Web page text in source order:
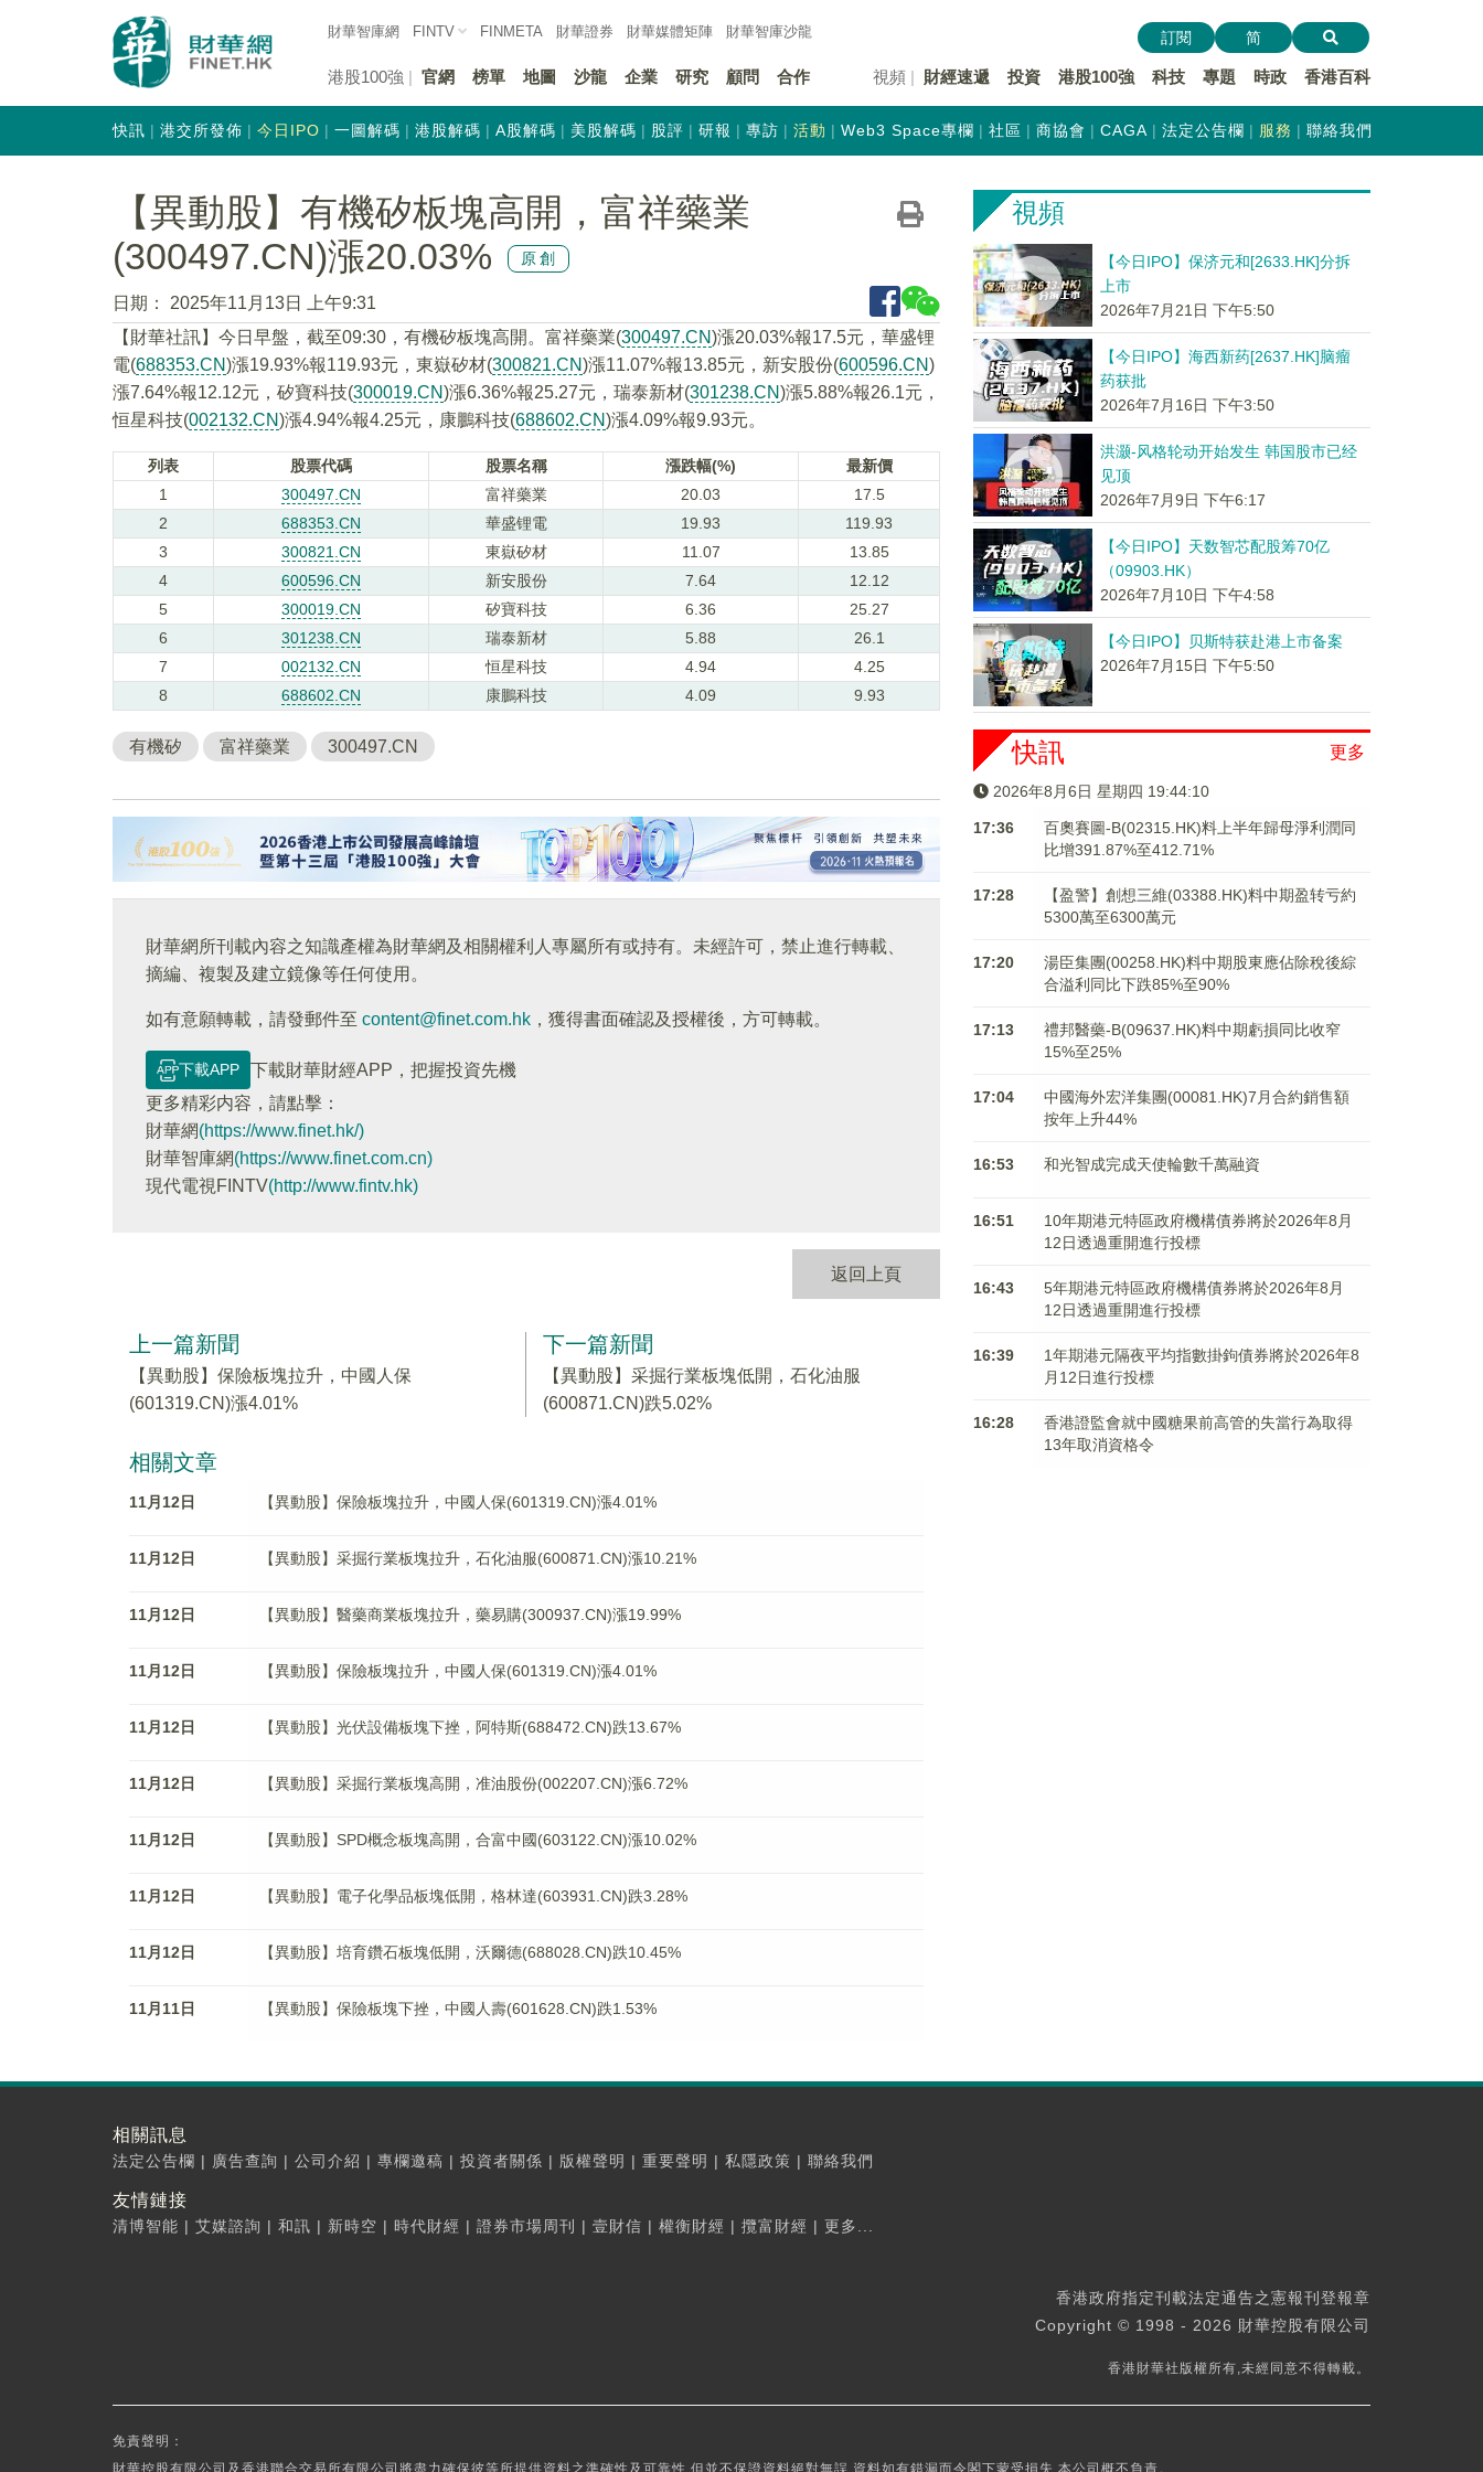
財華智庫網 FINTV FINMETA 財華證券 財華媒體矩陣 財華智庫沙龍
港股100強 官網 榜單 地圖 沙龍 企業 研究 顧問 合作 視頻 財經速遞 投資 港股100強 科技 專題 時政 香港百科
訂閱 简
快訊 港交所發佈 今日IPO 一圖解碼 港股解碼 A股解碼 美股解碼 股評 研報 專訪 活動 Web3 Space專欄 社區 商協會 CAGA 法定公告欄 服務 聯絡我們
【異動股】有機矽板塊高開，富祥藥業
(300497.CN)漲20.03%
原創
日期：
2025年11月13日 上午9:31
【財華社訊】今日早盤，截至09:30，有機矽板塊高開。富祥藥業(300497.CN)漲20.03%報17.5元，華盛锂
電(688353.CN)漲19.93%報119.93元，東嶽矽材(300821.CN)漲11.07%報13.85元，新安股份(600596.CN)
漲7.64%報12.12元，矽寶科技(300019.CN)漲6.36%報25.27元，瑞泰新材(301238.CN)漲5.88%報26.1元，
恒星科技(002132.CN)漲4.94%報4.25元，康鵬科技(688602.CN)漲4.09%報9.93元。
列表 股票代碼 股票名稱 漲跌幅(%)
最新價
1
300497.CN 富祥藥業 20.03
17.5
2
688353.CN 華盛锂電 19.93
119.93
3
300821.CN 東嶽矽材 11.07
13.85
4
600596.CN 新安股份 7.64
12.12
5
300019.CN 矽寶科技 6.36
25.27
6
301238.CN 瑞泰新材 5.88
26.1
7
002132.CN 恒星科技 4.94
4.25
8
688602.CN 康鵬科技 4.09 9.93
有機矽 富祥藥業 300497.CN
財華網所刊載內容之知識產權為財華網及相關權利人專屬所有或持有。未經許可，禁止進行轉載、
摘編、複製及建立鏡像等任何使用。
如有意願轉載，請發郵件至 content@finet.com.hk ，獲得書面確認及授權後，方可轉載。
下載APP
下載財華財經APP，把握投資先機
更多精彩内容，請點擊：
財華網(https://www.finet.hk/)
財華智庫網(https://www.finet.com.cn)
現代電視FINTV(http://www.fintv.hk)
返回上頁
上一篇新聞
【異動股】保險板塊拉升，中國人保
(601319.CN)漲4.01%
下一篇新聞
【異動股】采掘行業板塊低開，石化油服
(600871.CN)跌5.02%
相關文章
11月12日 【異動股】保險板塊拉升，中國人保(601319.CN)漲4.01%
11月12日 【異動股】采掘行業板塊拉升，石化油服(600871.CN)漲10.21%
11月12日 【異動股】醫藥商業板塊拉升，藥易購(300937.CN)漲19.99%
11月12日 【異動股】保險板塊拉升，中國人保(601319.CN)漲4.01%
11月12日 【異動股】光伏設備板塊下挫，阿特斯(688472.CN)跌13.67%
11月12日 【異動股】采掘行業板塊高開，准油股份(002207.CN)漲6.72%
11月12日 【異動股】SPD概念板塊高開，合富中國(603122.CN)漲10.02%
11月12日 【異動股】電子化學品板塊低開，格林達(603931.CN)跌3.28%
11月12日 【異動股】培育鑽石板塊低開，沃爾德(688028.CN)跌10.45%
11月11日 【異動股】保險板塊下挫，中國人壽(601628.CN)跌1.53%
視頻
【今日IPO】保济元和[2633.HK]分拆
上市
2026年7月21日 下午5:50
【今日IPO】海西新药[2637.HK]脑瘤
药获批
2026年7月16日 下午3:50
洪灏-风格轮动开始发生 韩国股市已经
见顶
2026年7月9日 下午6:17
【今日IPO】天数智芯配股筹70亿
（09903.HK）
2026年7月10日 下午4:58
【今日IPO】贝斯特获赴港上市备案
2026年7月15日 下午5:50
更多
快訊
2026年8月6日 星期四 19:44:10
17:36
百奧賽圖-B(02315.HK)料上半年歸母淨利潤同
比增391.87%至412.71%
17:28
【盈警】創想三維(03388.HK)料中期盈转亏約
5300萬至6300萬元
17:20
湯臣集團(00258.HK)料中期股東應佔除稅後綜
合溢利同比下跌85%至90%
17:13
禮邦醫藥-B(09637.HK)料中期虧損同比收窄
15%至25%
17:04
中國海外宏洋集團(00081.HK)7月合約銷售額
按年上升44%
16:53 和光智成完成天使輪數千萬融資
16:51
10年期港元特區政府機構債券將於2026年8月
12日透過重開進行投標
16:43
5年期港元特區政府機構債券將於2026年8月
12日透過重開進行投標
16:39
1年期港元隔夜平均指數掛鉤債券將於2026年8
月12日進行投標
16:28
香港證監會就中國糖果前高管的失當行為取得
13年取消資格令
相關訊息
法定公告欄 | 廣告查詢 | 公司介紹 | 專欄邀稿 | 投資者關係 | 版權聲明 | 重要聲明 | 私隱政策 | 聯絡我們
友情鏈接
清博智能 | 艾媒諮詢 | 和訊 | 新時空 | 時代財經 | 證券市場周刊 | 壹財信 | 權衡財經 | 攬富財經 | 更多...
香港政府指定刊載法定通告之憲報刊登報章
Copyright © 1998 - 2026 財華控股有限公司
香港財華社版權所有,未經同意不得轉載。
免責聲明：